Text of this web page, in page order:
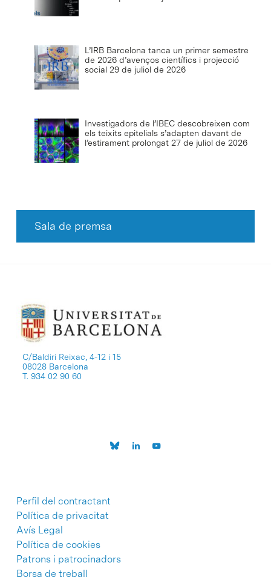
L’IRB Barcelona tanca un primer semestre
de 2026 d’avenços científics i projecció
social 29 de juliol de 2026
Investigadors de l’IBEC descobreixen com
els teixits epitelials s’adapten davant de
l’estirament prolongat 27 de juliol de 2026
Sala de premsa
C/Baldiri Reixac, 4-12 i 15
08028 Barcelona
T. 934 02 90 60
Perfil del contractant
Política de privacitat
Avís Legal
Política de cookies
Patrons i patrocinadors
Borsa de treball